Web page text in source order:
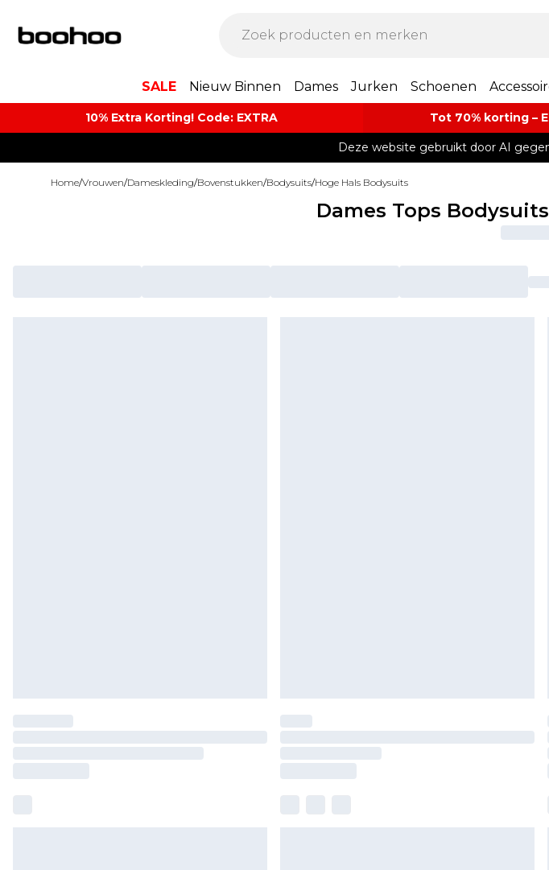
SALE Nieuw Binnen Dames Jurken Schoenen
10% Extra Korting! Code: EXTRA​ Tot 70% korting –
Deze website gebruikt door AI
Home/Vrouwen/Dameskleding/Bovenstukken/Bodysuits/Hoge Hals Bodysuits
Dames Tops